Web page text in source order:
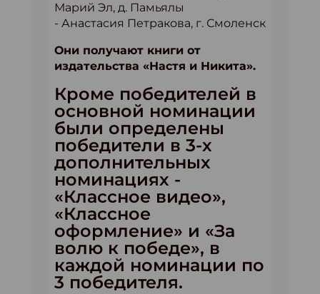
Марий Эл, д. Памьялы
- Анастасия Петракова, г. Смоленск
Они получают книги от
издательства «Настя и Никита».
Кроме победителей в
основной номинации
были определены
победители в 3-х
дополнительных
номинациях -
«Классное видео»,
«Классное
оформление» и «За
волю к победе», в
каждой номинации по
3 победителя.